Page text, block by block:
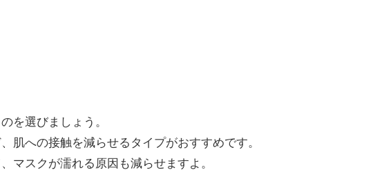
を選びましょう。
肌への接触を減らせるタイプがおすすめです。
マスクが濡れる原因も減らせますよ。